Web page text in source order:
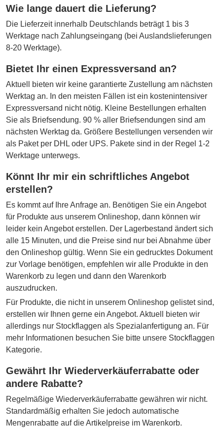
Wie lange dauert die Lieferung?
Die Lieferzeit innerhalb Deutschlands beträgt 1 bis 3
Werktage nach Zahlungseingang (bei Auslandslieferungen
8-20 Werktage).
Bietet Ihr einen Expressversand an?
Aktuell bieten wir keine garantierte Zustellung am nächsten
Werktag an. In den meisten Fällen ist ein kostenintensiver
Expressversand nicht nötig. Kleine Bestellungen erhalten
Sie als Briefsendung. 90 % aller Briefsendungen sind am
nächsten Werktag da. Größere Bestellungen versenden wir
als Paket per DHL oder UPS. Pakete sind in der Regel 1-2
Werktage unterwegs.
Könnt Ihr mir ein schriftliches Angebot
erstellen?
Es kommt auf Ihre Anfrage an. Benötigen Sie ein Angebot
für Produkte aus unserem Onlineshop, dann können wir
leider kein Angebot erstellen. Der Lagerbestand ändert sich
alle 15 Minuten, und die Preise sind nur bei Abnahme über
den Onlineshop gültig. Wenn Sie ein gedrucktes Dokument
zur Vorlage benötigen, empfehlen wir alle Produkte in den
Warenkorb zu legen und dann den Warenkorb
auszudrucken.
Für Produkte, die nicht in unserem Onlineshop gelistet sind,
erstellen wir Ihnen gerne ein Angebot. Aktuell bieten wir
allerdings nur Stockflaggen als Spezialanfertigung an. Für
mehr Informationen besuchen Sie bitte unsere Stockflaggen
Kategorie.
Gewährt Ihr Wiederverkäuferrabatte oder
andere Rabatte?
Regelmäßige Wiederverkäuferrabatte gewähren wir nicht.
Standardmäßig erhalten Sie jedoch automatische
Mengenrabatte auf die Artikelpreise im Warenkorb.